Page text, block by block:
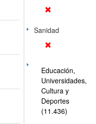
Sanidad
Educación,
Universidades,
Cultura y
Deportes
(11.436)